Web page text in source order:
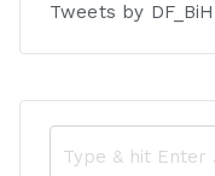
Tweets by DF_BiH